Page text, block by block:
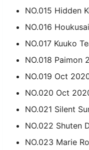
NO.015 Hidden
NO.016
NO.017 Kuuko
NO.018 Paimon
NO.019 Oct
NO.020 Oct
NO.021 Silent
NO.022 Shuten
NO.023 Marie